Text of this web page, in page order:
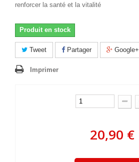
renforcer la santé et la vitalité
Produit en stock
Tweet Partager Google+
Imprimer
20,90 €